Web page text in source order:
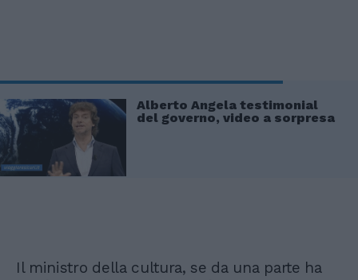
Alberto Angela testimonial
del governo, video a sorpresa
Il ministro della cultura, se da una parte ha